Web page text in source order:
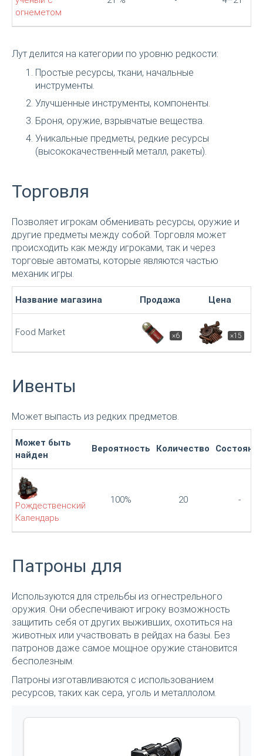
огнеметом
Лут делится на категории по уровню редкости:
Простые ресурсы, ткани, начальные
инструменты.
Улучшенные инструменты, компоненты.
Броня, оружие, взрывчатые вещества.
Уникальные предметы, редкие ресурсы
(высококачественный металл, ракеты).
Торговля
Позволяет игрокам обменивать ресурсы, оружие и
другие предметы между собой. Торговля может
происходить как между игроками, так и через
торговые автоматы, которые являются частью
механик игры.
Название магазина Продажа Цена
Food Market ×6 ×15
Ивенты
Может выпасть из редких предметов.
Может быть
найден
Вероятность Количество Состояние
Рождественский
Календарь
100% 20 -
Патроны для
Используются для стрельбы из огнестрельного
оружия. Они обеспечивают игроку возможность
защитить себя от других выживших, охотиться на
животных или участвовать в рейдах на базы. Без
патронов даже самое мощное оружие становится
бесполезным.
Патроны изготавливаются с использованием
ресурсов, таких как сера, уголь и металлолом.